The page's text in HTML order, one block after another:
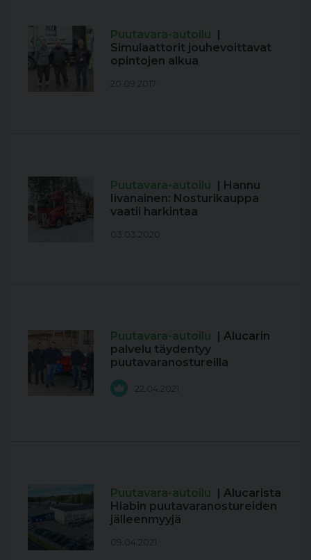
Puutavara-autoilu
Simulaattorit jouhevoittavat
opintojen alkua
20.09.2017
Puutavara-autoilu
| Hannu
Iivanainen: Nosturikauppa
vaatii harkintaa
03.03.2020
Puutavara-autoilu
| Alucarin
palvelu täydentyy
puutavaranostureilla
22.04.2021
Puutavara-autoilu
| Alucarista
Hiabin puutavaranostureiden
jälleenmyyjä
09.04.2021